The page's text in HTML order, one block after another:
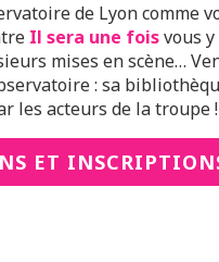
de Lyon comme
Il sera une foisvous
mises en scène…
: sa
les acteurs de la troupe !
ET